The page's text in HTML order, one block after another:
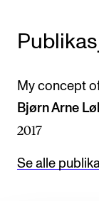
My concept
Bjørn Arne
2017
Se alle